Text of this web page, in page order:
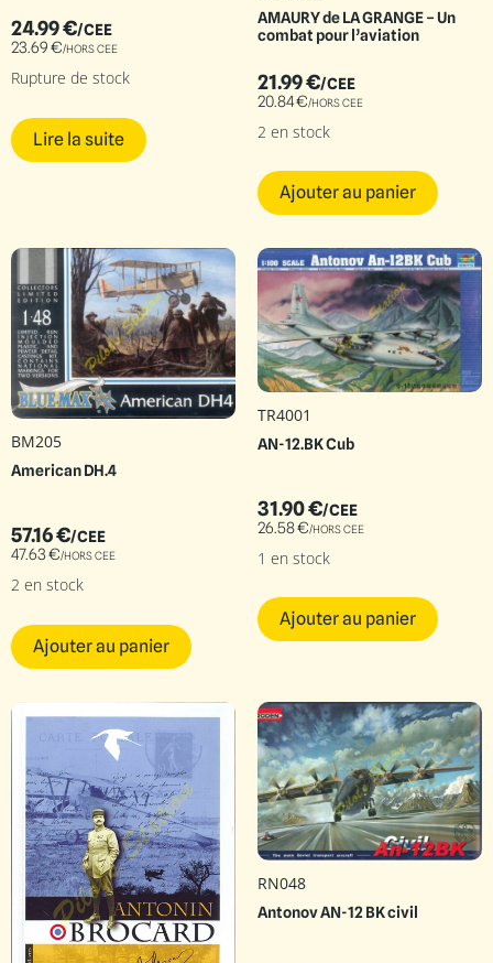
24.99€/CEE
23.69€/HORS CEE
Rupture de stock
Lire la suite
AMAURY de LA GRANGE – Un
combat pour l’aviation
21.99€/CEE
20.84€/HORS CEE
2 en stock
Ajouter au panier
BM205
American DH.4
57.16€/CEE
47.63€/HORS CEE
2 en stock
Ajouter au panier
TR4001
AN-12.BK Cub
31.90€/CEE
26.58€/HORS CEE
1 en stock
Ajouter au panier
RN048
Antonov AN-12 BK civil